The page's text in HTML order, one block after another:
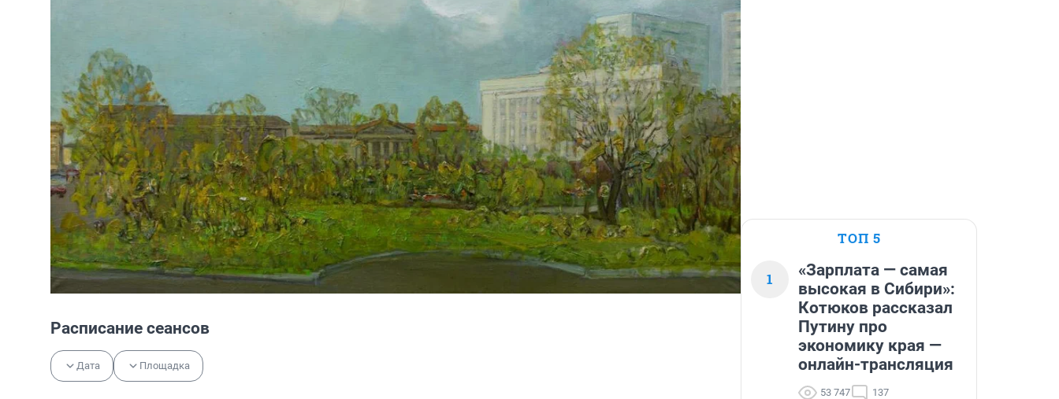
Расписание сеансов
Дата Площадка
ТОП 5
1
«Зарплата — самая
высокая в Сибири»:
Котюков рассказал
Путину про
экономику края —
онлайн-трансляция
53 747 137